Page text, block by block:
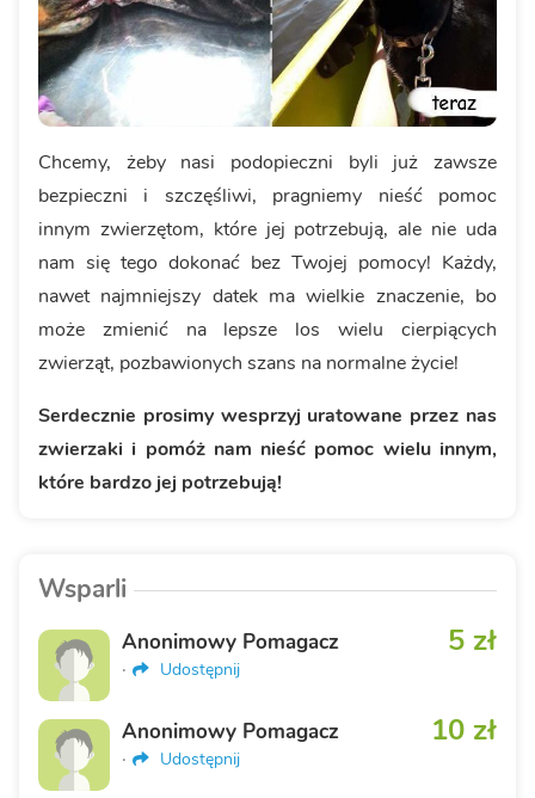
Chcemy, żeby nasi podopieczni byli już zawsze
bezpieczni i szczęśliwi, pragniemy nieść pomoc
innym zwierzętom, które jej potrzebują, ale nie uda
nam się tego dokonać bez Twojej pomocy! Każdy,
nawet najmniejszy datek ma wielkie znaczenie, bo
może zmienić na lepsze los wielu cierpiących
zwierząt, pozbawionych szans na normalne życie!
Serdecznie prosimy wesprzyj uratowane przez nas
zwierzaki i pomóż nam nieść pomoc wielu innym,
które bardzo jej potrzebują!
Wsparli
5 zł
Anonimowy Pomagacz
· Udostępnij
10 zł
Anonimowy Pomagacz
· Udostępnij